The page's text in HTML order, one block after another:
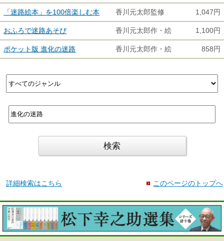
「迷路絵本」を100倍楽しむ本 香川元太郎監修 1,047円
おふろで迷路あそび 香川元太郎作・絵 1,100円
ポケット版 進化の迷路 香川元太郎作・絵 858円
詳細検索はこちら このページのトップへ